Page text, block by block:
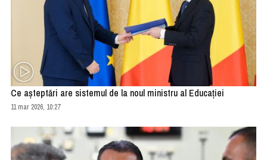
Ce aşteptări are sistemul de la noul ministru al Educaţiei
11 mar 2026, 10:27